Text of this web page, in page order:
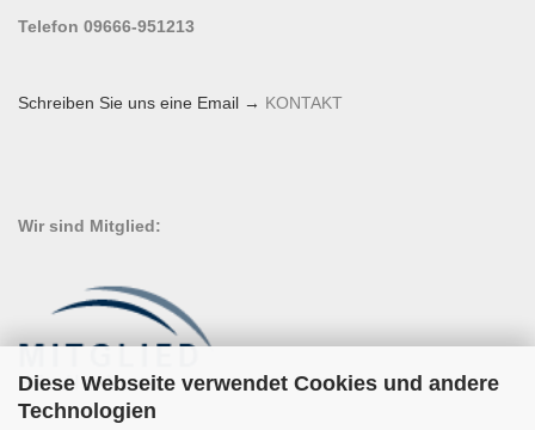
Diese Webseite verwendet Cookies und andere
Technologien
Telefon 09666-951213
Schreiben Sie uns eine Email → KONTAKT
Wir sind Mitglied: